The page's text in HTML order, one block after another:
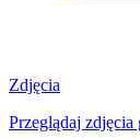
Zdjęcia
Przeglądaj